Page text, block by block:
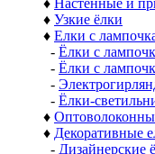
♦ Настенные и
♦ Узкие ёлки
♦ Елки с
- Ёлки с
- Ёлки с
-
- Ёлки-
♦
♦ Декоративные
- Дизайнерские